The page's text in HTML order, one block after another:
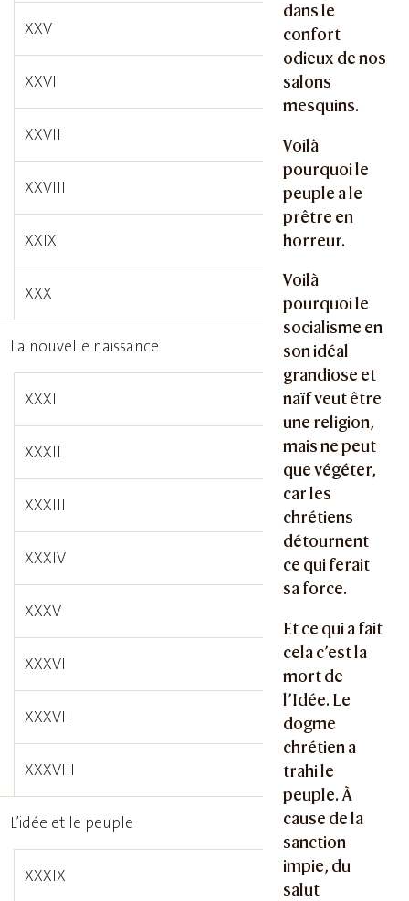
dans le
confort
odieux de nos
salons
mesquins.
Voilà
pourquoi le
peuple a le
prêtre en
horreur.
Voilà
pourquoi le
socialisme en
son idéal
grandiose et
naïf veut être
une religion,
mais ne peut
que végéter,
car les
chrétiens
détournent
ce qui ferait
sa force.
Et ce qui a fait
cela c’est la
mort de
l’Idée. Le
dogme
chrétien a
trahi le
peuple. À
cause de la
sanction
impie, du
salut
XXV
XXVI
XXVII
XXVIII
XXIX
XXX
La nouvelle naissance
XXXI
XXXII
XXXIII
XXXIV
XXXV
XXXVI
XXXVII
XXXVIII
L’idée et le peuple
XXXIX